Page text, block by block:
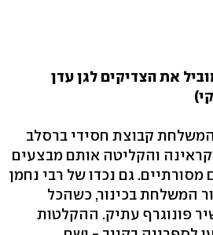
את הצדיקים לגן עדן
קבוצת חסידי ברסלב
והקליטה אותם מבצעים
מסורתיים. גם נכדו של רבי נחמן
המשלחת בכינור, כשהכל
פונוגרף עתיק. ההקלטות